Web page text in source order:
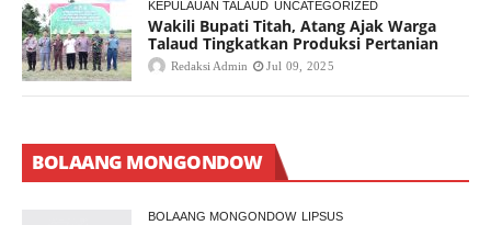
KEPULAUAN TALAUD UNCATEGORIZED
Wakili Bupati Titah, Atang Ajak Warga
Talaud Tingkatkan Produksi Pertanian
Redaksi Admin Jul 09, 2025
BOLAANG MONGONDOW
BOLAANG MONGONDOW LIPSUS